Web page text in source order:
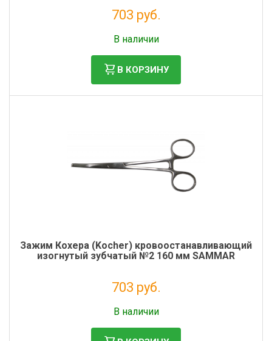
703 руб.
В наличии
В КОРЗИНУ
Зажим Кохера (Kocher) кровоостанавливающий
изогнутый зубчатый №2 160 мм SAMMAR
703 руб.
В наличии